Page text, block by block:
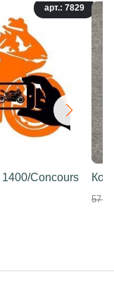
арт.: 7829
1400/Concours
57